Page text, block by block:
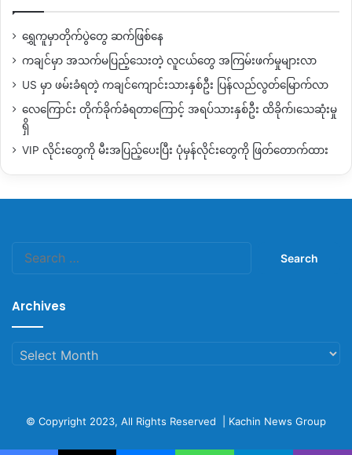
ရွှေကူမှာတိုက်ပွဲတွေ ဆက်ဖြစ်နေ
ကချင်မှာ အသက်မပြည့်သေးတဲ့ လူငယ်တွေ အကြမ်းဖက်မှုများလာ
US မှာ ဖမ်းခံရတဲ့ ကချင်ကျောင်းသားနှစ်ဦး ပြန်လည်လွတ်မြောက်လာ
လေကြောင်း တိုက်ခိုက်ခံရတာကြောင့် အရပ်သားနှစ်ဦး ထိခိုက်၊သေဆုံးမှု
ရှိ
VIP လိုင်းတွေကို မီးအပြည့်ပေးပြီး ပုံမှန်လိုင်းတွေကို ဖြတ်တောက်ထား
Archives
Archives
© Copyright 2023, All Rights Reserved | Kachin News Group